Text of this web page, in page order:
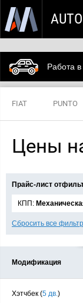
Работа в
FIAT PUNTO
Цены
Прайс-лист
КПП:
Сбросить все
Модификация
Хэтчбек (5 дв.)